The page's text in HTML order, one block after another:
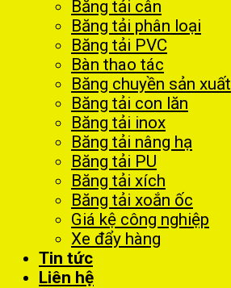
Băng tải cân
Băng tải phân loại
Băng tải PVC
Bàn thao tác
Băng chuyền sản xuất
Băng tải con lăn
Băng tải inox
Băng tải nâng hạ
Băng tải PU
Băng tải xích
Băng tải xoắn ốc
Giá kệ công nghiệp
Xe đẩy hàng
Tin tức
Liên hệ